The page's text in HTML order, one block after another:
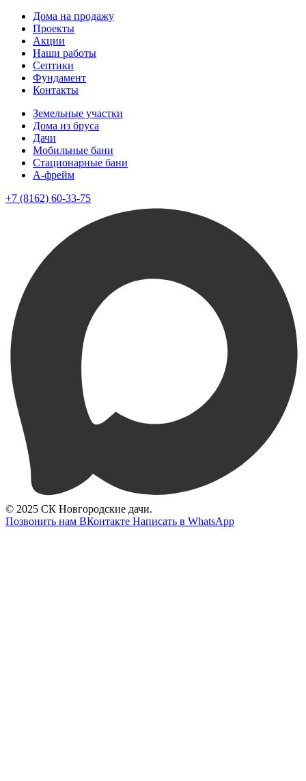
Дома на продажу
Проекты
Акции
Наши работы
Септики
Фундамент
Контакты
Земельные участки
Дома из бруса
Дачи
Мобильные бани
Стационарные бани
A-фрейм
+7 (8162) 60-33-75
© 2025 СК Новгородские дачи.
Позвонить нам ВКонтакте Написать в WhatsApp